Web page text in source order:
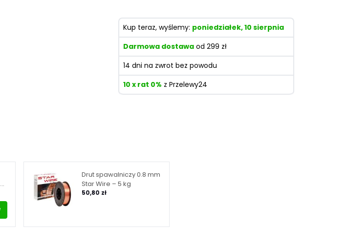
Drut spawalniczy 0.8 mm
Star Wire – 5 kg
50,80 zł
Kup teraz, wyślemy: poniedziałek, 10 sierpnia
Darmowa dostawa od 299 zł
14 dni na zwrot bez powodu
10 x rat 0% z Przelewy24